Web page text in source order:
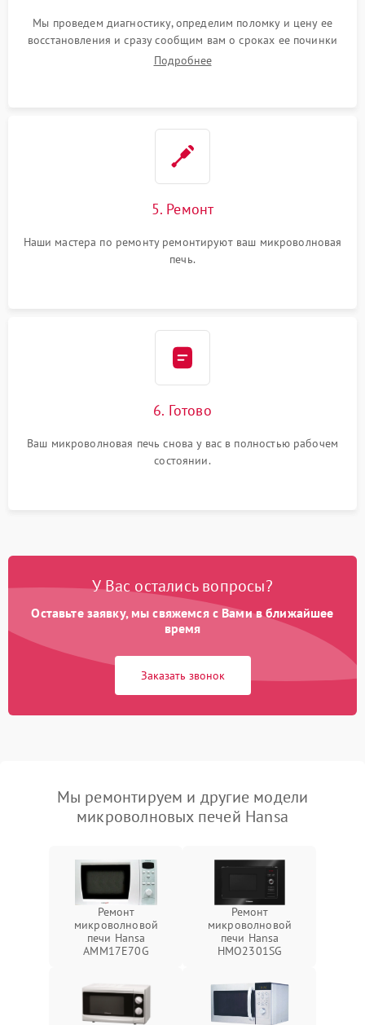
Мы проведем диагностику, определим поломку и цену ее
восстановления и сразу сообщим вам о сроках ее починки
Подробнее
5. Ремонт
Наши мастера по ремонту ремонтируют ваш микроволновая
печь.
6. Готово
Ваш микроволновая печь снова у вас в полностью рабочем
состоянии.
У Вас остались вопросы?
Оставьте заявку, мы свяжемся с Вами в ближайшее
время
Заказать звонок
Мы ремонтируем и другие модели
микроволновых печей Hansa
Ремонт
микроволновой
печи Hansa
AMM17E70G
Ремонт
микроволновой
печи Hansa
HMO2301SG